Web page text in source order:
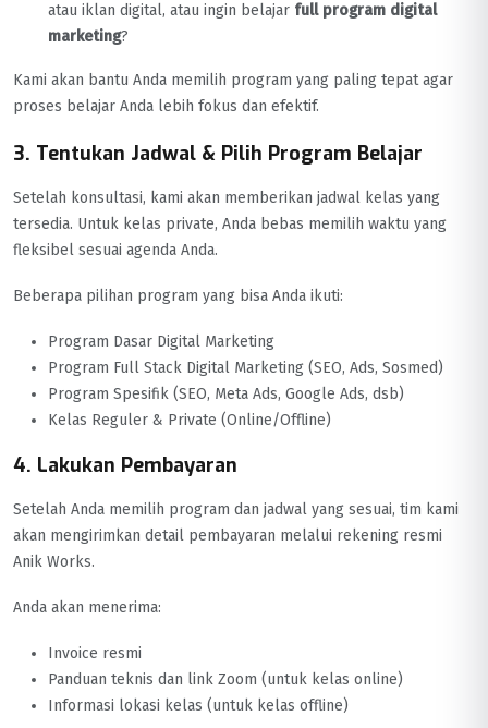
atau iklan digital, atau ingin belajar full program digital
marketing?
Kami akan bantu Anda memilih program yang paling tepat agar
proses belajar Anda lebih fokus dan efektif.
3. Tentukan Jadwal & Pilih Program Belajar
Setelah konsultasi, kami akan memberikan jadwal kelas yang
tersedia. Untuk kelas private, Anda bebas memilih waktu yang
fleksibel sesuai agenda Anda.
Beberapa pilihan program yang bisa Anda ikuti:
Program Dasar Digital Marketing
Program Full Stack Digital Marketing (SEO, Ads, Sosmed)
Program Spesifik (SEO, Meta Ads, Google Ads, dsb)
Kelas Reguler & Private (Online/Offline)
4. Lakukan Pembayaran
Setelah Anda memilih program dan jadwal yang sesuai, tim kami
akan mengirimkan detail pembayaran melalui rekening resmi
Anik Works.
Anda akan menerima:
Invoice resmi
Panduan teknis dan link Zoom (untuk kelas online)
Informasi lokasi kelas (untuk kelas offline)